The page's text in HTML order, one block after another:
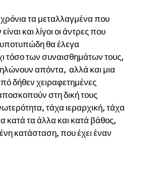
χρόνια τα μεταλλαγμένα που
και λίγοι οι άντρες που
υποτυπώδη θα έλεγα
τόσο των συναισθημάτων τους,
απόντα, αλλά και μια
δήθεν χειραφετημένες
στη δική τους
τάχα ιεραρχική, τάχα
κατά τα άλλα και κατά βάθος,
κατάσταση, που έχει έναν